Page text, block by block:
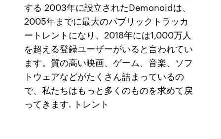
する 2003年に設立されたDemonoidは、
2005年までに最大のパブリックトラッカ
ートレントになり、2018年には1,000万人
を超える登録ユーザーがいると言われてい
ます。質の高い映画、ゲーム、音楽、ソフ
トウェアなどがたくさん詰まっているの
で、私たちはもっと多くのものを求めて戻
ってきます. トレント